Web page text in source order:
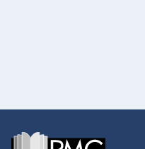
Footer